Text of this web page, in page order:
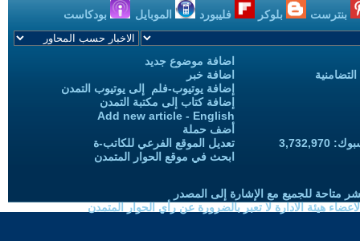
بنترست بلوكر فليبورد الموبايل بودكاست
اضافة موضوع جديد
اضافة خبر
إضافة يوتيوب-فلم إلى يوتيوب التمدن
إضافة كتاب إلى مكتبة التمدن
Add new article - English
أضف حملة
تعديل الموقع الفرعي للكاتب-ة
ابحث في موقع الحوار المتمدن
متاحة للجميع مع الإشارة إلى المصدر
هيئة الادارة لا تعبر بالضرورة عن رأي الحوار المتمدن